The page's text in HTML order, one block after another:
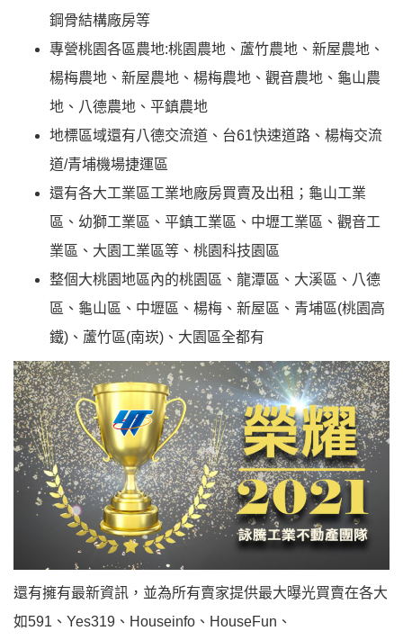
鋼骨結構廠房等
專營桃園各區農地:桃園農地、蘆竹農地、新屋農地、
楊梅農地、新屋農地、楊梅農地、觀音農地、龜山農
地、八德農地、平鎮農地
地標區域還有八德交流道、台61快速道路、楊梅交流
道/青埔機場捷運區
還有各大工業區工業地廠房買賣及出租；龜山工業
區、幼獅工業區、平鎮工業區、中壢工業區、觀音工
業區、大園工業區等、桃園科技園區
整個大桃園地區內的桃園區、龍潭區、大溪區、八德
區、龜山區、中壢區、楊梅、新屋區、青埔區(桃園高
鐵)、蘆竹區(南崁)、大園區全都有
還有擁有最新資訊，並為所有賣家提供最大曝光買賣在各大
如591、Yes319、Houseinfo、HouseFun、